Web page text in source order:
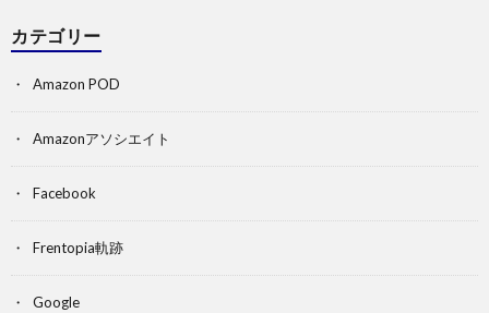
カテゴリー
Amazon POD
Amazonアソシエイト
Facebook
Frentopia軌跡
Google